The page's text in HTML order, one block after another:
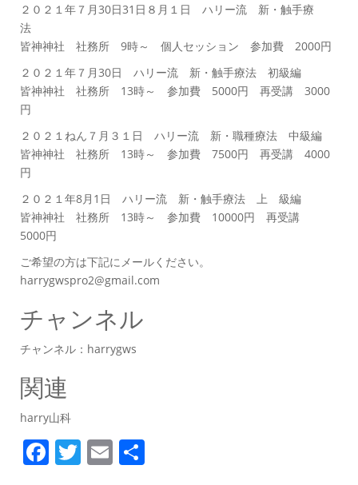
２０２１年７月30日31日８月１日 ハリー流 新・触手療
法
皆神神社 社務所 9時～ 個人セッション 参加費 2000円
２０２１年７月30日 ハリー流 新・触手療法 初級編
皆神神社 社務所 13時～ 参加費 5000円 再受講 3000
円
２０２１ねん７月３１日 ハリー流 新・職種療法 中級編
皆神神社 社務所 13時～ 参加費 7500円 再受講 4000
円
２０２１年8月1日 ハリー流 新・触手療法 上 級編
皆神神社 社務所 13時～ 参加費 10000円 再受講
5000円
ご希望の方は下記にメールください。
harrygwspro2@gmail.com
チャンネル
チャンネル：harrygws
関連
harry山科
F T E